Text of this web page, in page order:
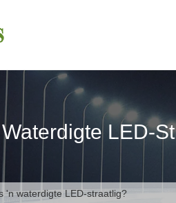
LED-
'n waterdigte LED-straatlig?